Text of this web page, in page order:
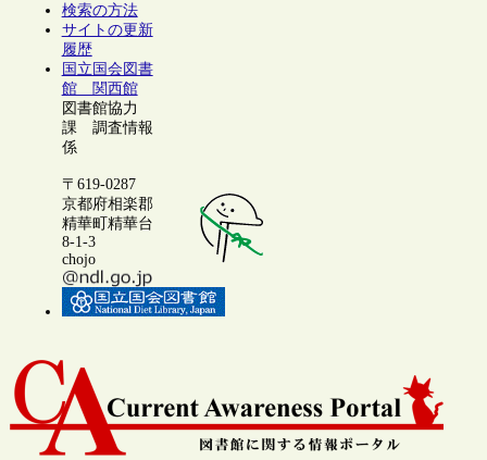
検索の方法
サイトの更新
履歴
国立国会図書
館 関西館
図書館協力
課 調査情報
係
〒619-0287
京都府相楽郡
精華町精華台
8-1-3
chojo